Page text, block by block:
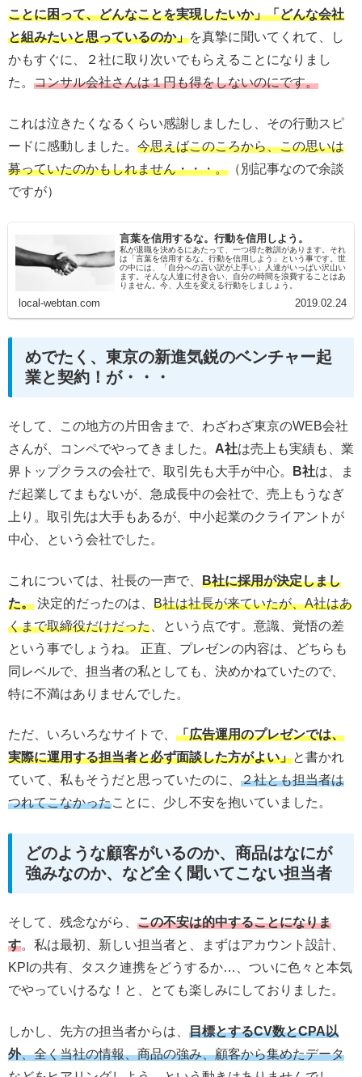
ことに困って、どんなことを実現したいか」「どんな会社
と組みたいと思っているのか」を真摯に聞いてくれて、し
かもすぐに、２社に取り次いでもらえることになりまし
た。 コンサル会社さんは１円も得をしないのにです。
これは泣きたくなるくらい感謝しましたし、その行動スピ
ードに感動しました。 今思えばこのころから、この思いは
募っていたのかもしれません・・・。 （別記事なので余談
ですが）
言葉を信用するな。行動を信用しよう。
私が退職を決めるにあたって、一つ得た教訓があります。それ
は「言葉を信用するな。行動を信用しよう」という事です。世
の中には、「自分への言い訳が上手い」人達がいっぱい沢山い
ます。そんな人達に付き合い、自分の時間を浪費することはあ
りません。今、人生を変える行動をしましょう。
local-webtan.com 2019.02.24
めでたく、東京の新進気鋭のベンチャー起
業と契約！が・・・
そして、この地方の片田舎まで、わざわざ東京のWEB会社
さんが、コンペでやってきました。 A社は売上も実績も、業
界トップクラスの会社で、取引先も大手が中心。
B社は、ま
だ起業してまもないが、急成長中の会社で、売上もうなぎ
上り。取引先は大手もあるが、中小起業のクライアントが
中心、という会社でした。
これについては、社長の一声で、 B社に採用が決定しまし
た。 決定的だったのは、 B社は社長が来ていたが、A社はあ
くまで取締役だけだった 、という点です。意識、覚悟の差
という事でしょうね。 正直、プレゼンの内容は、どちらも
同レベルで、担当者の私としても、決めかねていたので、
特に不満はありませんでした。
ただ、いろいろなサイトで、 「広告運用のプレゼンでは、
実際に運用する担当者と必ず面談した方がよい」と書かれ
ていて、私もそうだと思っていたのに、 ２社とも担当者は
つれてこなかったことに、少し不安を抱いていました。
どのような顧客がいるのか、商品はなにが
強みなのか、など全く聞いてこない担当者
そして、残念ながら、 この不安は的中することになりま
す。私は最初、新しい担当者と、まずはアカウント設計、
KPIの共有、タスク連携をどうするか…、ついに色々と本気
でやっていけるな！と、とても楽しみにしておりました。
しかし、先方の担当者からは、 目標とするCV数とCPA以
外、全く当社の情報、商品の強み、顧客から集めたデータ